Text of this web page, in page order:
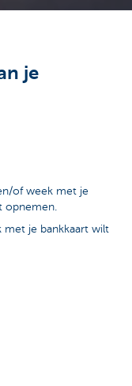
je
of week met je
opnemen.
met je bankkaart wilt